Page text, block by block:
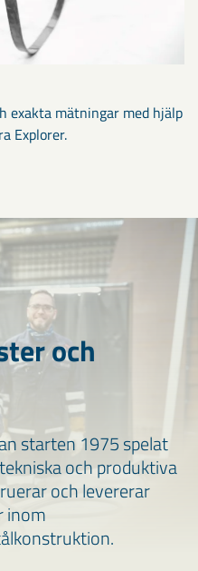
exakta mätningar med hjälp
Explorer.
och
starten 1975 spelat
och produktiva
och levererar
inom